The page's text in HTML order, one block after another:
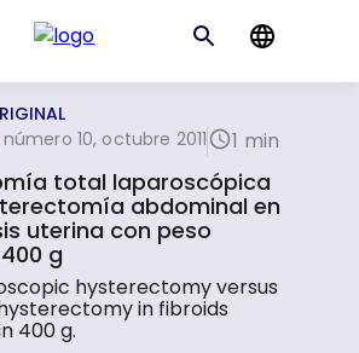
10, octubre 2011
1 min
total laparoscópica
abdominal en
uterina con peso
g
hysterectomy versus
in fibroids
400 g.